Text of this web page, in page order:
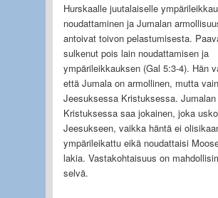
Hurskaalle juutalaiselle
noudattaminen ja Jumalan
antoivat toivon pelastumisesta.
sulkenut pois lain noudattamisen ja
ympärileikkauksen (Gal 5:3-4). Hän
että Jumala on armollinen, mutta vain
Jeesuksessa Kristuksessa. Jumalan
Kristuksessa saa jokainen, joka
Jeesukseen, vaikka häntä ei
ympärileikattu eikä noudattaisi
lakia. Vastakohtaisuus on
selvä.